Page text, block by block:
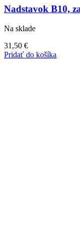
Nadstavok B10,
Na sklade
31,50 €
Pridať do košíka